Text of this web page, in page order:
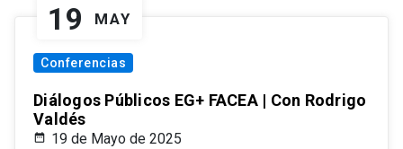
19 MAY
Conferencias
Diálogos Públicos EG+ FACEA | Con Rodrigo
Valdés
19 de Mayo de 2025